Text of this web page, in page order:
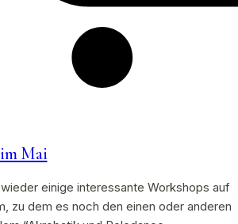
Mai
einige interessante Workshops auf
zu dem es noch den einen oder anderen